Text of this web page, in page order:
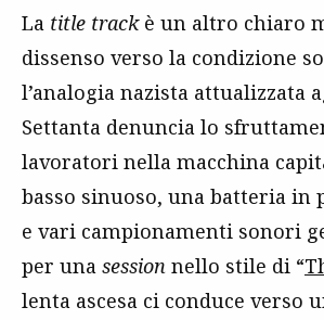
La title trackè un altro chiaro
dissenso verso la condizione
l’analogia nazista attualizzata
Settanta denuncia lo
lavoratori nella macchina
basso sinuoso, una batteria in
e vari campionamenti sonori
per una session nello stile di “
lenta ascesa ci conduce verso